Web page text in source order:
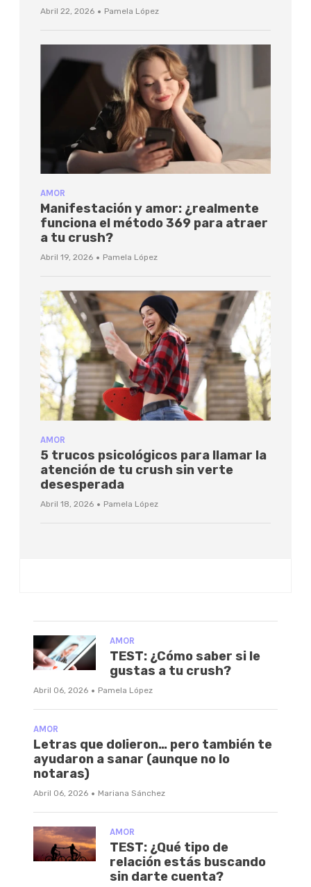
Abril 22, 2026 · Pamela López
AMOR
Manifestación y amor: ¿realmente
funciona el método 369 para atraer
a tu crush?
Abril 19, 2026 · Pamela López
AMOR
5 trucos psicológicos para llamar la
atención de tu crush sin verte
desesperada
Abril 18, 2026 · Pamela López
AMOR
TEST: ¿Cómo saber si le
gustas a tu crush?
Abril 06, 2026 · Pamela López
AMOR
Letras que dolieron… pero también te
ayudaron a sanar (aunque no lo
notaras)
Abril 06, 2026 · Mariana Sánchez
AMOR
TEST: ¿Qué tipo de
relación estás buscando
sin darte cuenta?